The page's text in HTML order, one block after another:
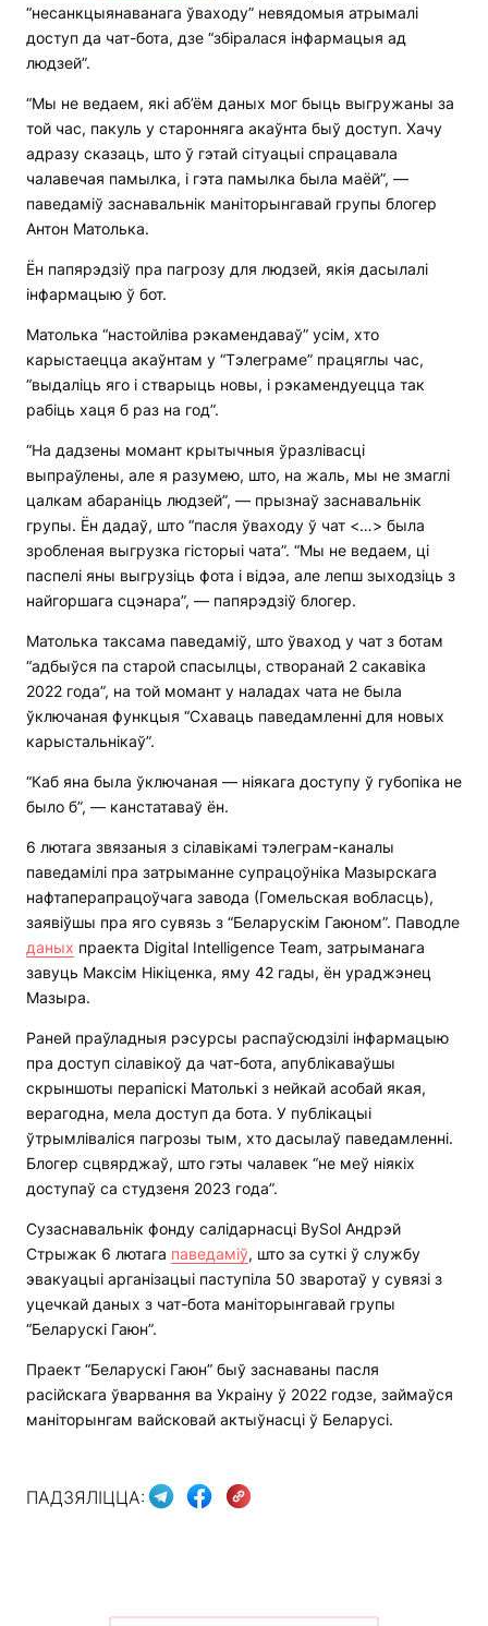
“несанкцыянаванага ўваходу” невядомыя атрымалі
доступ да чат-бота, дзе “збіралася інфармацыя ад
людзей”.
“Мы не ведаем, які аб’ём даных мог быць выгружаны за
той час, пакуль у старонняга акаўнта быў доступ. Хачу
адразу сказаць, што ў гэтай сітуацыі спрацавала
чалавечая памылка, і гэта памылка была маёй”, —
паведаміў заснавальнік маніторынгавай групы блогер
Антон Матолька.
Ён папярэдзіў пра пагрозу для людзей, якія дасылалі
інфармацыю ў бот.
Матолька “настойліва рэкамендаваў” усім, хто
карыстаецца акаўнтам у “Тэлеграме” працяглы час,
“выдаліць яго і стварыць новы, і рэкамендуецца так
рабіць хаця б раз на год”.
“На дадзены момант крытычныя ўразлівасці
выпраўлены, але я разумею, што, на жаль, мы не змаглі
цалкам абараніць людзей”, — прызнаў заснавальнік
групы. Ён дадаў, што “пасля ўваходу ў чат <…> была
зробленая выгрузка гісторыі чата”. “Мы не ведаем, ці
паспелі яны выгрузіць фота і відэа, але лепш зыходзіць з
найгоршага сцэнара”, — папярэдзіў блогер.
Матолька таксама паведаміў, што ўваход у чат з ботам
“адбыўся па старой спасылцы, створанай 2 сакавіка
2022 года”, на той момант у наладах чата не была
ўключаная функцыя “Схаваць паведамленні для новых
карыстальнікаў”.
“Каб яна была ўключаная — ніякага доступу ў губопіка не
было б”, — канстатаваў ён.
6 лютага звязаныя з сілавікамі тэлеграм-каналы
паведамілі пра затрыманне супрацоўніка Мазырскага
нафтаперапрацоўчага завода (Гомельская вобласць),
заявіўшы пра яго сувязь з “Беларускім Гаюном”. Паводле
даных праекта Digital Intelligence Team, затрыманага
завуць Максім Нікіценка, яму 42 гады, ён ураджэнец
Мазыра.
Раней праўладныя рэсурсы распаўсюдзілі інфармацыю
пра доступ сілавікоў да чат-бота, апублікаваўшы
скрыншоты перапіскі Матолькі з нейкай асобай якая,
верагодна, мела доступ да бота. У публікацыі
ўтрымліваліся пагрозы тым, хто дасылаў паведамленні.
Блогер сцвярджаў, што гэты чалавек “не меў ніякіх
доступаў са студзеня 2023 года”.
Сузаснавальнік фонду салідарнасці BySol Андрэй
Стрыжак 6 лютага паведаміў, што за суткі ў службу
эвакуацыі арганізацыі паступіла 50 зваротаў у сувязі з
уцечкай даных з чат-бота маніторынгавай групы
“Беларускі Гаюн”.
Праект “Беларускі Гаюн” быў заснаваны пасля
расійскага ўварвання ва Украіну ў 2022 годзе, займаўся
маніторынгам вайсковай актыўнасці ў Беларусі.
ПАДЗЯЛІЦЦА: